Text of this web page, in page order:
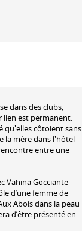
dans des clubs,
est permanent.
qu'elles côtoient sans
la mère dans l'hôtel
entre une
Vahina Gocciante
d’une femme de
Abois dans la peau
d’être présenté en